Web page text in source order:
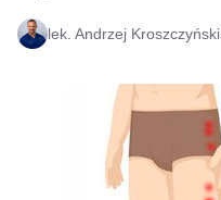
lek. Andrzej Kroszczyński